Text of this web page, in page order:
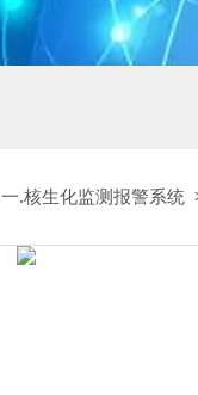
一.核生化监测报警系统